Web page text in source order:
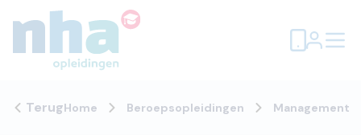
TerugHome Beroepsopleidingen Management